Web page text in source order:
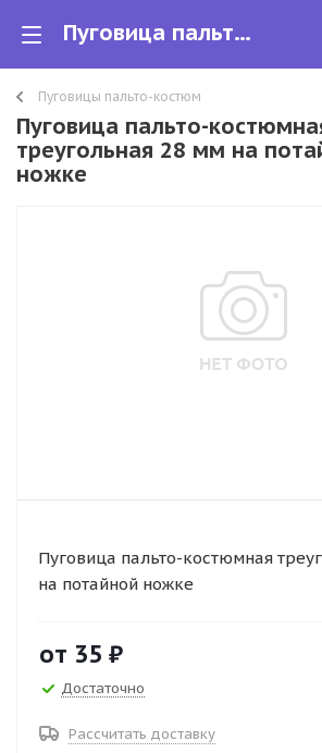
Пуговица пальто-костюмная треугольная 28 мм на потайной ножке
Пуговицы пальто-костюм
Пуговица пальто-
треугольная 28 мм на
ножке
Пуговица пальто-костюмная
на потайной ножке
от 35 ₽
Достаточно
Рассчитать доставку